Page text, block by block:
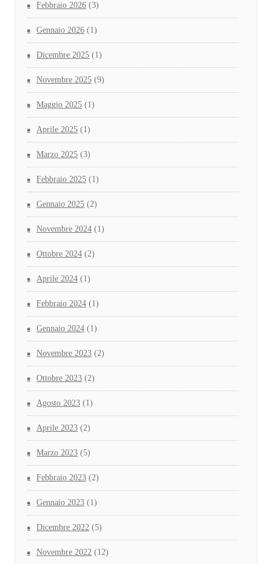
Febbraio 2026 (3)
Gennaio 2026 (1)
Dicembre 2025 (1)
Novembre 2025 (9)
Maggio 2025 (1)
Aprile 2025 (1)
Marzo 2025 (3)
Febbraio 2025 (1)
Gennaio 2025 (2)
Novembre 2024 (1)
Ottobre 2024 (2)
Aprile 2024 (1)
Febbraio 2024 (1)
Gennaio 2024 (1)
Novembre 2023 (2)
Ottobre 2023 (2)
Agosto 2023 (1)
Aprile 2023 (2)
Marzo 2023 (5)
Febbraio 2023 (2)
Gennaio 2023 (1)
Dicembre 2022 (5)
Novembre 2022 (12)